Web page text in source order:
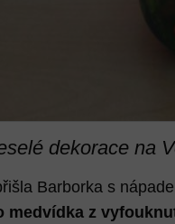
dekorace na
Barborka s
medvídka z